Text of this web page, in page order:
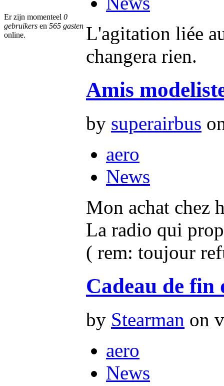
Er zijn momenteel 0
gebruikers en 565 gasten
online.
L'agitation liée
changera rien.
Amis
by superairbus
aero
News
Mon achat chez
La radio qui
( rem: toujour
Cadeau de fin
by Stearman on
aero
News